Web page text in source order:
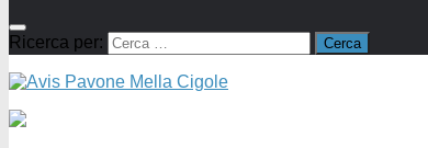
Ricerca per: